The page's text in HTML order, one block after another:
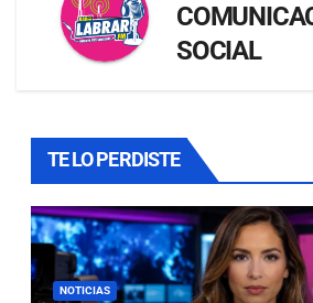
SOCIAL
TE LO PERDISTE
NOTICIAS